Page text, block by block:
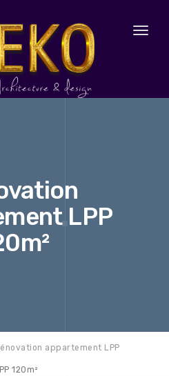
Toggle
LPP
appartement LPP
120m²